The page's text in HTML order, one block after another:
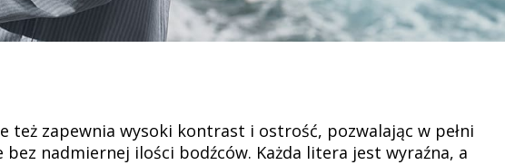
zapewnia wysoki kontrast i ostrość, pozwalając w pełni
nadmiernej ilości bodźców. Każda litera jest wyraźna, a